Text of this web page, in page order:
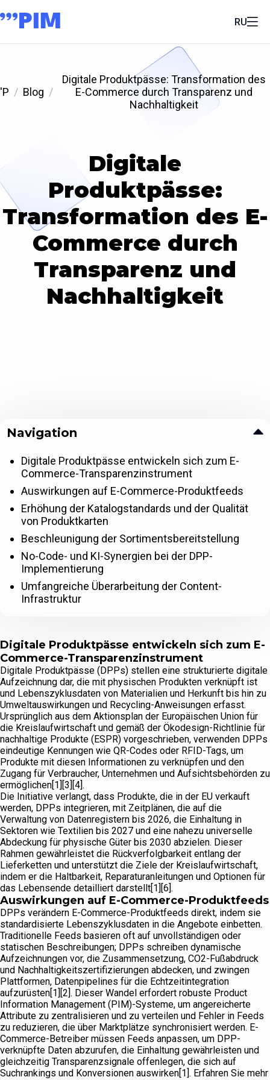
RU
'P Blog
Digitale Produktpässe: Transformation des
E-Commerce durch Transparenz und
Nachhaltigkeit
Digitale
Produktpässe:
Transformation des E-
Commerce durch
Transparenz und
Nachhaltigkeit
Digitale Produktpässe entwickeln sich zum E-
Commerce-Transparenzinstrument
Digitale Produktpässe (DPPs) stellen eine strukturierte digitale
Aufzeichnung dar, die mit physischen Produkten verknüpft ist
und Lebenszyklusdaten von Materialien und Herkunft bis hin zu
Umweltauswirkungen und Recycling-Anweisungen erfasst.
Ursprünglich aus dem Aktionsplan der Europäischen Union für
die Kreislaufwirtschaft und gemäß der Ökodesign-Richtlinie für
nachhaltige Produkte (ESPR) vorgeschrieben, verwenden DPPs
eindeutige Kennungen wie QR-Codes oder RFID-Tags, um
Produkte mit diesen Informationen zu verknüpfen und den
Zugang für Verbraucher, Unternehmen und Aufsichtsbehörden zu
ermöglichen[1][3][4].
Die Initiative verlangt, dass Produkte, die in der EU verkauft
werden, DPPs integrieren, mit Zeitplänen, die auf die
Verwaltung von Datenregistern bis 2026, die Einhaltung in
Sektoren wie Textilien bis 2027 und eine nahezu universelle
Abdeckung für physische Güter bis 2030 abzielen. Dieser
Rahmen gewährleistet die Rückverfolgbarkeit entlang der
Lieferketten und unterstützt die Ziele der Kreislaufwirtschaft,
indem er die Haltbarkeit, Reparaturanleitungen und Optionen für
das Lebensende detailliert darstellt[1][6].
Auswirkungen auf E-Commerce-Produktfeeds
DPPs verändern E-Commerce-Produktfeeds direkt, indem sie
standardisierte Lebenszyklusdaten in die Angebote einbetten.
Traditionelle Feeds basieren oft auf unvollständigen oder
statischen Beschreibungen; DPPs schreiben dynamische
Aufzeichnungen vor, die Zusammensetzung, CO2-Fußabdruck
und Nachhaltigkeitszertifizierungen abdecken, und zwingen
Plattformen, Datenpipelines für die Echtzeitintegration
aufzurüsten[1][2]. Dieser Wandel erfordert robuste Product
Information Management (PIM)-Systeme, um angereicherte
Attribute zu zentralisieren und zu verteilen und Fehler in Feeds
zu reduzieren, die über Marktplätze synchronisiert werden. E-
Commerce-Betreiber müssen Feeds anpassen, um DPP-
verknüpfte Daten abzurufen, die Einhaltung gewährleisten und
gleichzeitig Transparenzsignale offenlegen, die sich auf
Suchrankings und Konversionen auswirken[1]. Erfahren Sie mehr
Navigation
Digitale Produktpässe entwickeln sich zum E-
Commerce-Transparenzinstrument
Auswirkungen auf E-Commerce-Produktfeeds
Erhöhung der Katalogstandards und der Qualität
von Produktkarten
Beschleunigung der Sortimentsbereitstellung
No-Code- und KI-Synergien bei der DPP-
Implementierung
Umfangreiche Überarbeitung der Content-
Infrastruktur